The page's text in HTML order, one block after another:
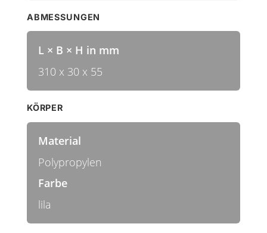
ABMESSUNGEN
L × B × H in mm
310 x 30 x 55
KÖRPER
Material
Polypropylen
Farbe
lila